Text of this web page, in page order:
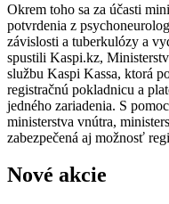
Okrem toho sa za účasti
potvrdenia z
závislosti a tuberkulózy a
spustili Kaspi.kz,
službu Kaspi Kassa, ktorá
registračnú pokladnicu a
jedného zariadenia. S
ministerstva vnútra,
zabezpečená aj možnosť
Nové akcie